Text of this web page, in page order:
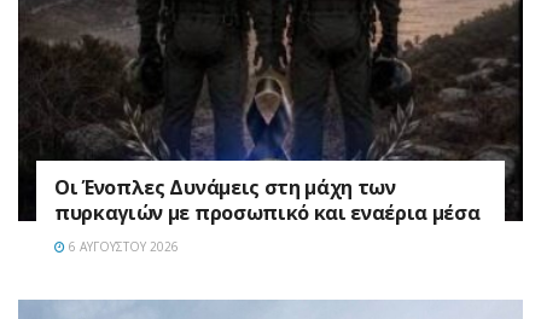
Οι Ένοπλες Δυνάμεις στη μάχη των
πυρκαγιών με προσωπικό και εναέρια μέσα
6 ΑΥΓΟΎΣΤΟΥ 2026